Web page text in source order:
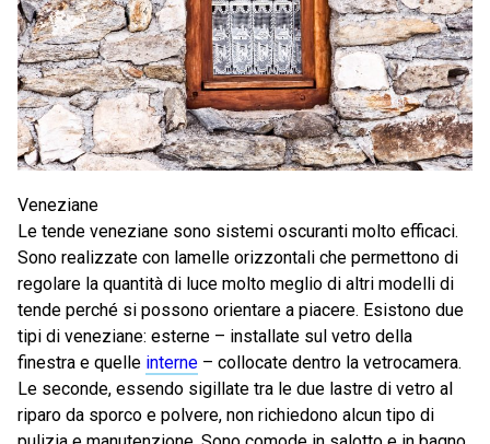
Veneziane
Le tende veneziane sono sistemi oscuranti molto efficaci.
Sono realizzate con lamelle orizzontali che permettono di
regolare la quantità di luce molto meglio di altri modelli di
tende perché si possono orientare a piacere. Esistono due
tipi di veneziane: esterne – installate sul vetro della
finestra e quelle interne – collocate dentro la vetrocamera.
Le seconde, essendo sigillate tra le due lastre di vetro al
riparo da sporco e polvere, non richiedono alcun tipo di